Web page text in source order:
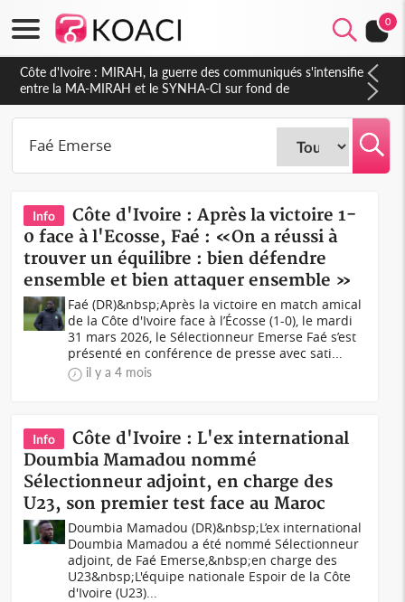
0
Côte d'Ivoire : Indépendance 2026, Thiam plaide pour un
environnement démocratique plus apaisé
Info
Côte d'Ivoire : Après la victoire 1-
0 face à l'Ecosse, Faé : «On a réussi à
trouver un équilibre : bien défendre
ensemble et bien attaquer ensemble »
Faé (DR)&nbsp;Après la victoire en match amical
de la Côte d'Ivoire face à l’Écosse (1-0), le mardi
31 mars 2026, le Sélectionneur Emerse Faé s’est
présenté en conférence de presse avec sati...
il y a 4 mois
Info
Côte d'Ivoire : L'ex international
Doumbia Mamadou nommé
Sélectionneur adjoint, en charge des
U23, son premier test face au Maroc
Doumbia Mamadou (DR)&nbsp;L’ex international
Doumbia Mamadou a été nommé Sélectionneur
adjoint, de Faé Emerse,&nbsp;en charge des
U23&nbsp;L'équipe nationale Espoir de la Côte
d'Ivoire (U23)...